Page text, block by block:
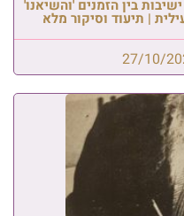
בין הזמנים 'והשיאנו'
| תיעוד וסיקור מלא
27/10/